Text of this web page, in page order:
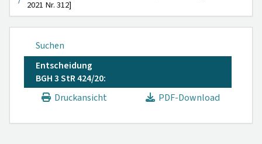
2021 Nr. 312]
Suchen
Entscheidung
BGH 3 StR 424/20:
Druckansicht
PDF-Download